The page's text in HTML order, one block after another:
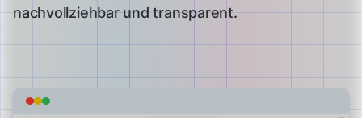
nachvollziehbar und transparent.